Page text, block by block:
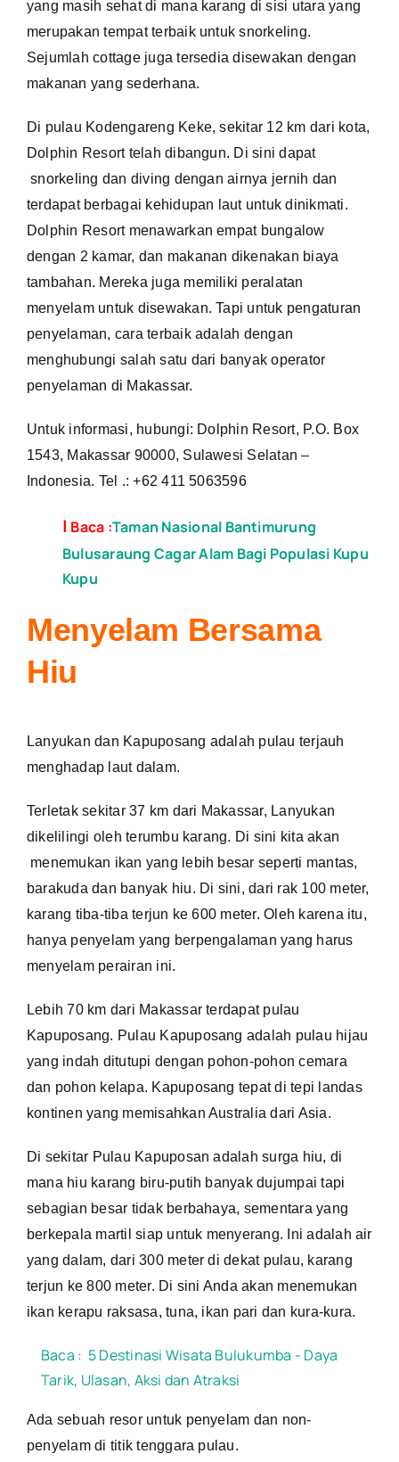
yang masih sehat di mana karang di sisi utara yang
merupakan tempat terbaik untuk snorkeling.
Sejumlah cottage juga tersedia disewakan dengan
makanan yang sederhana.
Di pulau Kodengareng Keke, sekitar 12 km dari kota,
Dolphin Resort telah dibangun. Di sini dapat
snorkeling dan diving dengan airnya jernih dan
terdapat berbagai kehidupan laut untuk dinikmati.
Dolphin Resort menawarkan empat bungalow
dengan 2 kamar, dan makanan dikenakan biaya
tambahan. Mereka juga memiliki peralatan
menyelam untuk disewakan. Tapi untuk pengaturan
penyelaman, cara terbaik adalah dengan
menghubungi salah satu dari banyak operator
penyelaman di Makassar.
Untuk informasi, hubungi: Dolphin Resort, P.O. Box
1543, Makassar 90000, Sulawesi Selatan –
Indonesia. Tel .: +62 411 5063596
| Baca :Taman Nasional Bantimurung
Bulusaraung Cagar Alam Bagi Populasi Kupu
Kupu
Menyelam Bersama
Hiu
Lanyukan dan Kapuposang adalah pulau terjauh
menghadap laut dalam.
Terletak sekitar 37 km dari Makassar, Lanyukan
dikelilingi oleh terumbu karang. Di sini kita akan
menemukan ikan yang lebih besar seperti mantas,
barakuda dan banyak hiu. Di sini, dari rak 100 meter,
karang tiba-tiba terjun ke 600 meter. Oleh karena itu,
hanya penyelam yang berpengalaman yang harus
menyelam perairan ini.
Lebih 70 km dari Makassar terdapat pulau
Kapuposang. Pulau Kapuposang adalah pulau hijau
yang indah ditutupi dengan pohon-pohon cemara
dan pohon kelapa. Kapuposang tepat di tepi landas
kontinen yang memisahkan Australia dari Asia.
Di sekitar Pulau Kapuposan adalah surga hiu, di
mana hiu karang biru-putih banyak dujumpai tapi
sebagian besar tidak berbahaya, sementara yang
berkepala martil siap untuk menyerang. Ini adalah air
yang dalam, dari 300 meter di dekat pulau, karang
terjun ke 800 meter. Di sini Anda akan menemukan
ikan kerapu raksasa, tuna, ikan pari dan kura-kura.
Baca : 5 Destinasi Wisata Bulukumba - Daya
Tarik, Ulasan, Aksi dan Atraksi
Ada sebuah resor untuk penyelam dan non-
penyelam di titik tenggara pulau.